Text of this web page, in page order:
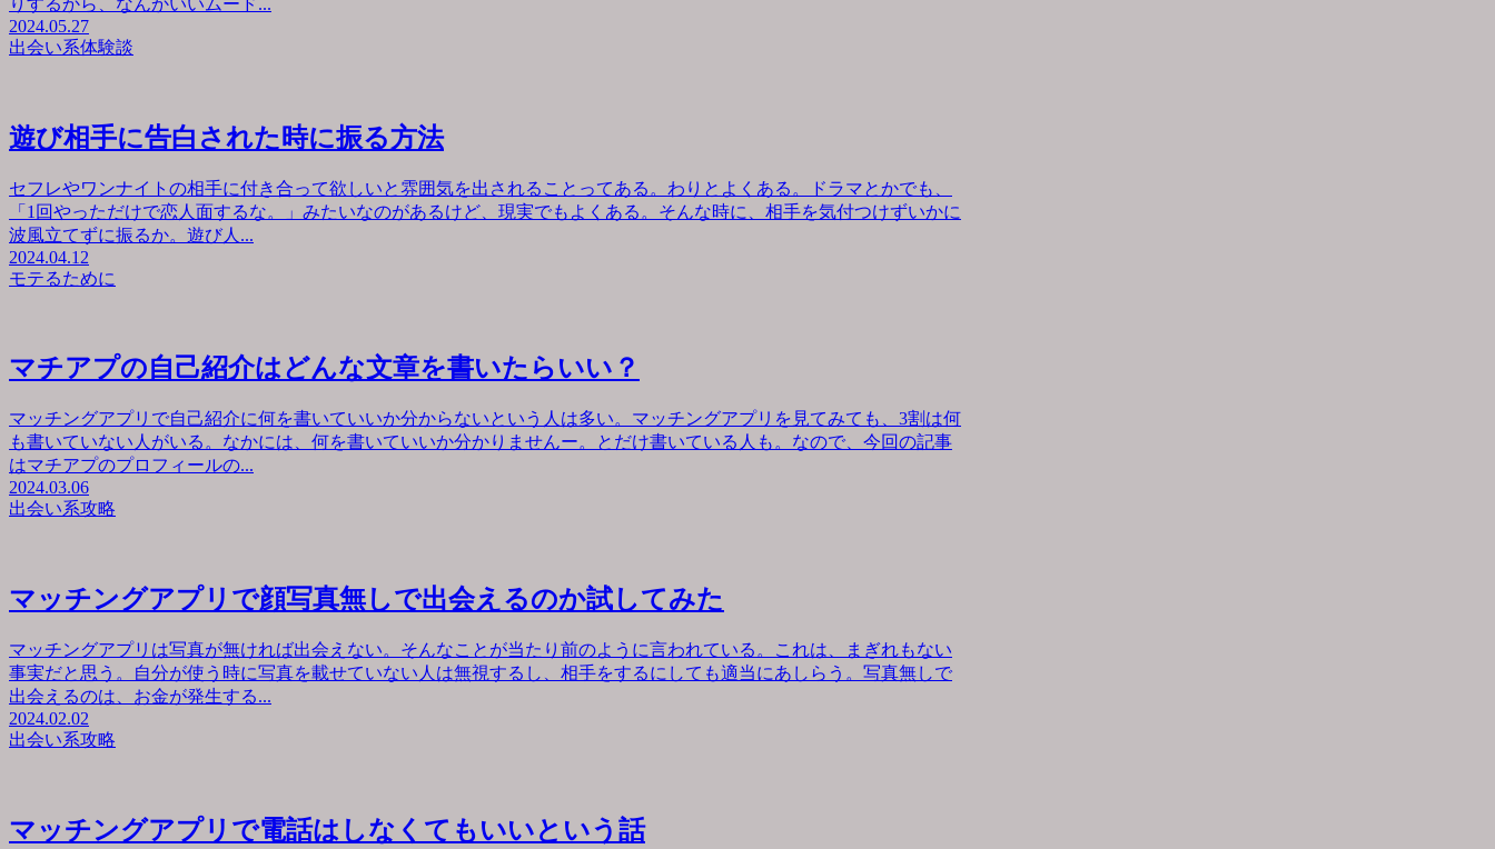
2024.05.27
出会い系体験談
遊び相手に告白された時に振る方法
セフレやワンナイトの相手に付き合って欲しいと雰囲気を出されることってある。わりとよくある。ドラマとかでも、
「1回やっただけで恋人面するな。」みたいなのがあるけど、現実でもよくある。そんな時に、相手を気付つけずいかに
波風立てずに振るか。遊び人...
2024.04.12
モテるために
マチアプの自己紹介はどんな文章を書いたらいい？
マッチングアプリで自己紹介に何を書いていいか分からないという人は多い。マッチングアプリを見てみても、3割は何
も書いていない人がいる。なかには、何を書いていいか分かりませんー。とだけ書いている人も。なので、今回の記事
はマチアプのプロフィールの...
2024.03.06
出会い系攻略
マッチングアプリで顔写真無しで出会えるのか試してみた
マッチングアプリは写真が無ければ出会えない。そんなことが当たり前のように言われている。これは、まぎれもない
事実だと思う。自分が使う時に写真を載せていない人は無視するし、相手をするにしても適当にあしらう。写真無しで
出会えるのは、お金が発生する...
2024.02.02
出会い系攻略
マッチングアプリで電話はしなくてもいいという話